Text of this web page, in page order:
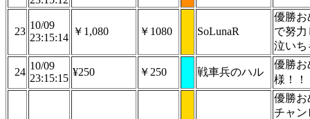
23
10/09
23:15:14
￥1,080 ￥1080 SoLunaR
優勝お
で努
泣いち
24
10/09
23:15:15
¥250 ￥250 戦車兵のハル
優勝お
様！！
優勝お
チャン